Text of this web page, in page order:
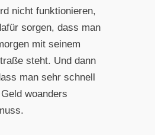
nicht funktionieren,
sorgen, dass man
mit seinem
steht. Und dann
man sehr schnell
woanders